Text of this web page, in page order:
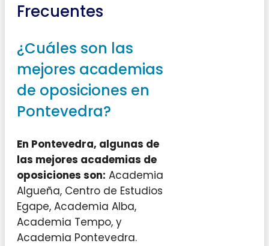
Frecuentes
¿Cuáles son las
mejores academias
de oposiciones en
Pontevedra?
En Pontevedra, algunas de
las mejores academias de
oposiciones son: Academia
Algueña, Centro de Estudios
Egape, Academia Alba,
Academia Tempo, y
Academia Pontevedra.